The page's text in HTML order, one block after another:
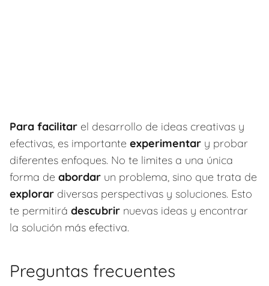
Para facilitar el desarrollo de ideas creativas y
efectivas, es importante experimentar y probar
diferentes enfoques. No te limites a una única
forma de abordar un problema, sino que trata de
explorar diversas perspectivas y soluciones. Esto
te permitirá descubrir nuevas ideas y encontrar
la solución más efectiva.
Preguntas frecuentes